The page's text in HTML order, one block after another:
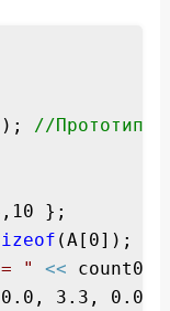
//Прототип
};
(A[0]);
" <<
3.3, 0.0,